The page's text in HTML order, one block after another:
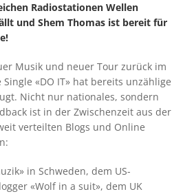
Radiostationen Wellen
und Shem Thomas ist bereit für
Musik und neuer Tour zurück im
«DO IT» hat bereits unzählige
Nicht nur nationales, sondern
ist in der Zwischenzeit aus der
verteilten Blogs und Online
in Schweden, dem US-
«Wolf in a suit», dem UK